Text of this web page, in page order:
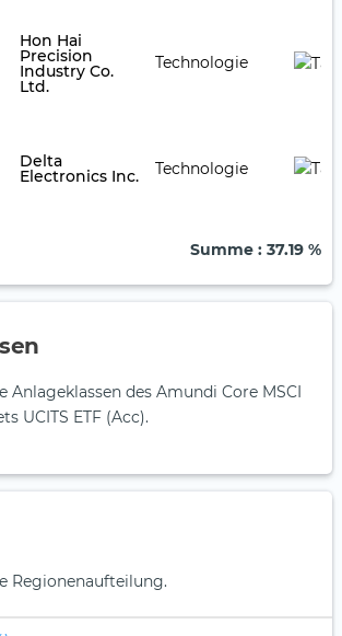
Hon Hai
Precision
Industry Co.
Ltd.
Technologie
Delta
Electronics Inc. Technologie
Summe : 37.19 %
Anlageklassen des Amundi Core MSCI
UCITS ETF (Acc).
Regionenaufteilung.